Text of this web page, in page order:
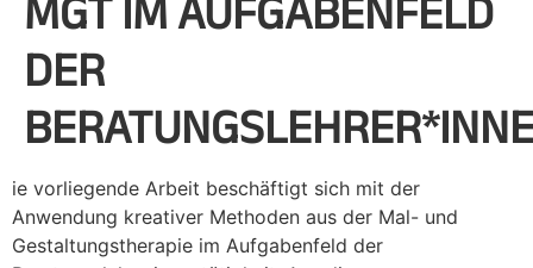
MGT IM AUFGABENFELD
DER
ie vorliegende Arbeit beschäftigt sich mit der
Anwendung kreativer Methoden aus der Mal- und
Gestaltungstherapie im Aufgabenfeld der